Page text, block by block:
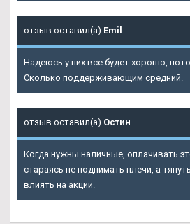
отзыв оставил(а) Emil
Надеюсь у них все будет хорошо,
Сколько поддерживающим средний.
отзыв оставил(а) Остин
Когда нужны наличные, оплачивать
стараясь не поднимать плечи, а
влиять на акции.